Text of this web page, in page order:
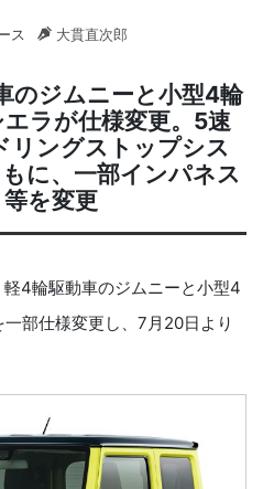
ス 大貫直次郎
のジムニーと小型4輪
ラが仕様変更。5速
リングストップシス
に、一部インパネス
を変更
4輪駆動車のジムニーと小型4
部仕様変更し、7月20日より